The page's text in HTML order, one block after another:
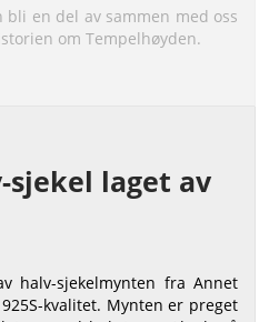
bli en del av sammen med oss
om Tempelhøyden.
sjekel laget av
halv-sjekelmynten fra Annet
kvalitet. Mynten er preget